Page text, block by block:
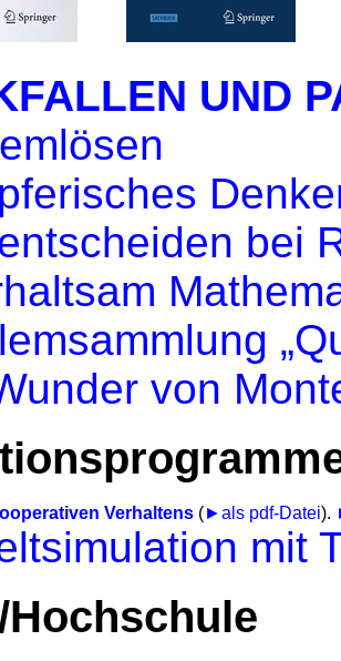
UND
bei
von
Verhaltens (►als pdf-Datei).
mit